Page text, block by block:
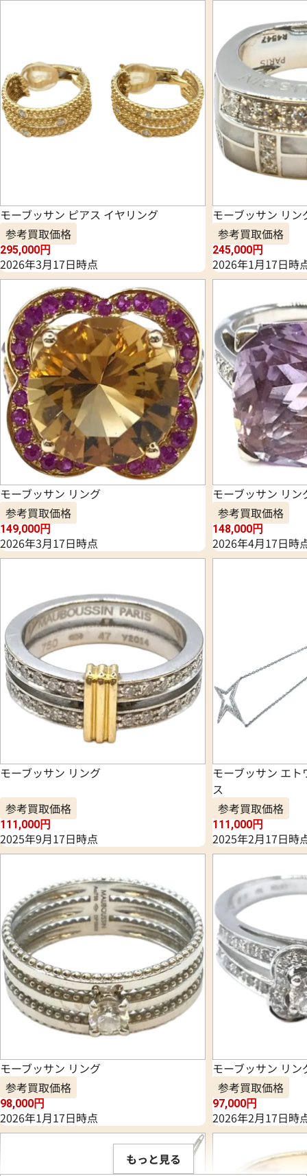
モーブッサン ピアス イヤリング
参考買取価格
295,000円
2026年3月17日時点
モーブッサン リン
参考買取価格
245,000円
2026年1月17日時
モーブッサン リング
参考買取価格
149,000円
2026年3月17日時点
モーブッサン リン
参考買取価格
148,000円
2026年4月17日時
モーブッサン リング
参考買取価格
111,000円
2025年9月17日時点
モーブッサン エ
ス
参考買取価格
111,000円
2025年2月17日時
モーブッサン リング
参考買取価格
98,000円
2026年1月17日時点
モーブッサン リン
参考買取価格
97,000円
2026年2月17日時
もっと見る